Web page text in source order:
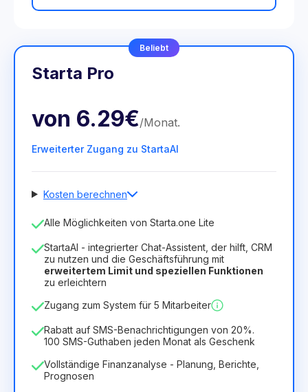
Beliebt
Starta Pro
von 6.29€/Monat.
Erweiterter Zugang zu StartaAI
Kosten berechnen
Anzahl der Mitarbeiter
Dauer der Lizenz
12 Months(Rabatt -25%) Vorteilhaft
8.99€ 6.29€ /Monat
Alle Möglichkeiten von Starta.one Lite
StartaAI - integrierter Chat-Assistent, der hilft, CRM
zu nutzen und die Geschäftsführung mit
erweitertem Limit und speziellen Funktionen
zu erleichtern
Zugang zum System für 5 Mitarbeiter
Rabatt auf SMS-Benachrichtigungen von 20%.
100 SMS-Guthaben jeden Monat als Geschenk
Vollständige Finanzanalyse - Planung, Berichte,
Prognosen